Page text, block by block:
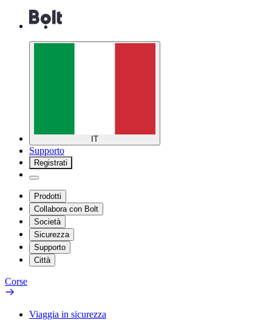
IT
Supporto
Registrati
Prodotti
Collabora con Bolt
Società
Sicurezza
Supporto
Città
Corse
Viaggia in sicurezza